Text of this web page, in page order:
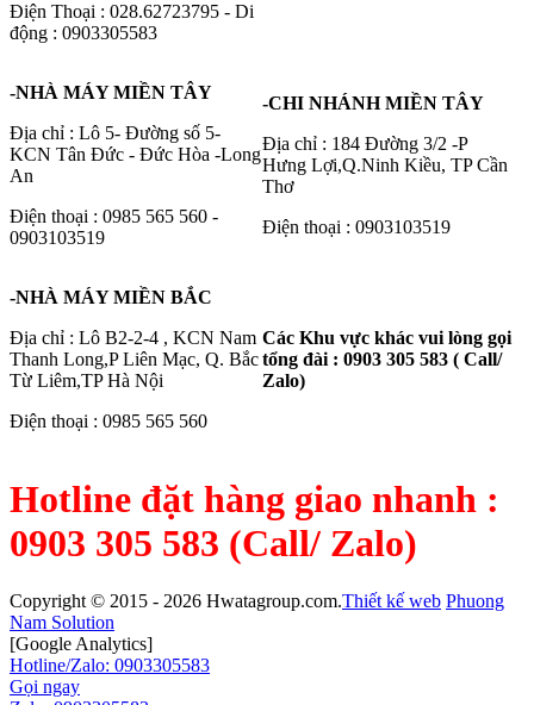
Điện Thoại : 028.62723795 - Di
động : 0903305583
-NHÀ MÁY MIỀN TÂY
Địa chỉ : Lô 5- Đường số 5-
KCN Tân Đức - Đức Hòa -Long
An
Điện thoại : 0985 565 560 -
0903103519
-CHI NHÁNH MIỀN TÂY
Địa chỉ : 184 Đường 3/2 -P
Hưng Lợi,Q.Ninh Kiều, TP Cần
Thơ
Điện thoại : 0903103519
-NHÀ MÁY MIỀN BẮC
Địa chỉ : Lô B2-2-4 , KCN Nam
Thanh Long,P Liên Mạc, Q. Bắc
Từ Liêm,TP Hà Nội
Điện thoại : 0985 565 560
Các Khu vực khác vui lòng gọi
tổng đài : 0903 305 583 ( Call/
Zalo)
Hotline đặt hàng giao nhanh :
0903 305 583 (Call/ Zalo)
Copyright © 2015 - 2026 Hwatagroup.com.Thiết kế web Phuong
Nam Solution
[Google Analytics]
Hotline/Zalo: 0903305583
Gọi ngay